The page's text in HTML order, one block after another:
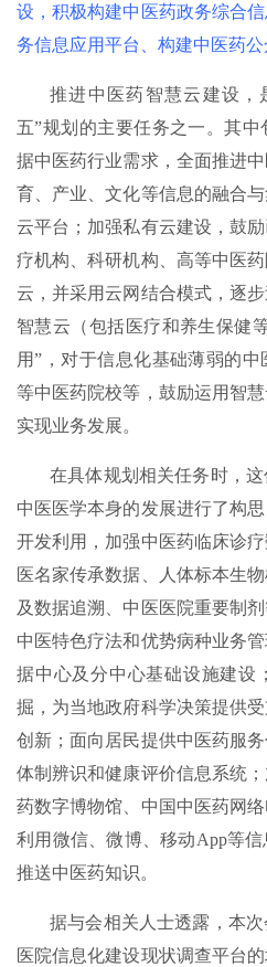
设，积极构建中医药政务综合
务信息应用平台、构建中医药公
推进中医药智慧云建设，
五”规划的主要任务之一。其
据中医药行业需求，全面推进
育、产业、文化等信息的融合
云平台；加强私有云建设，鼓
疗机构、科研机构、高等中医
云，并采用云网结合模式，逐
智慧云（包括医疗和养生保健
用”，对于信息化基础薄弱的
等中医药院校等，鼓励运用智
实现业务发展。
在具体规划相关任务时，
中医医学本身的发展进行了构
开发利用，加强中医药临床诊
医名家传承数据、人体标本生
及数据追溯、中医医院重要制
中医特色疗法和优势病种业务
据中心及分中心基础设施建设
掘，为当地政府科学决策提供
创新；面向居民提供中医药服
体制辨识和健康评价信息系统
药数字博物馆、中国中医药网
利用微信、微博、移动App等
推送中医药知识。
据与会相关人士透露，本
医院信息化建设现状调查平台